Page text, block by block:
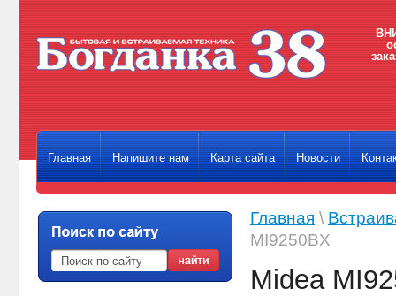
Главная Напишите нам Карта сайта Новости
Главная \
MI9250BX
Midea